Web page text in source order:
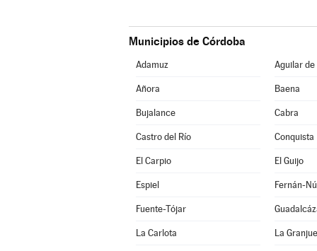
Municipios de Córdoba
Adamuz Aguilar de
Añora Baena
Bujalance Cabra
Castro del Río Conquista
El Carpio El Guijo
Espiel Fernán-
Fuente-Tójar
La Carlota La